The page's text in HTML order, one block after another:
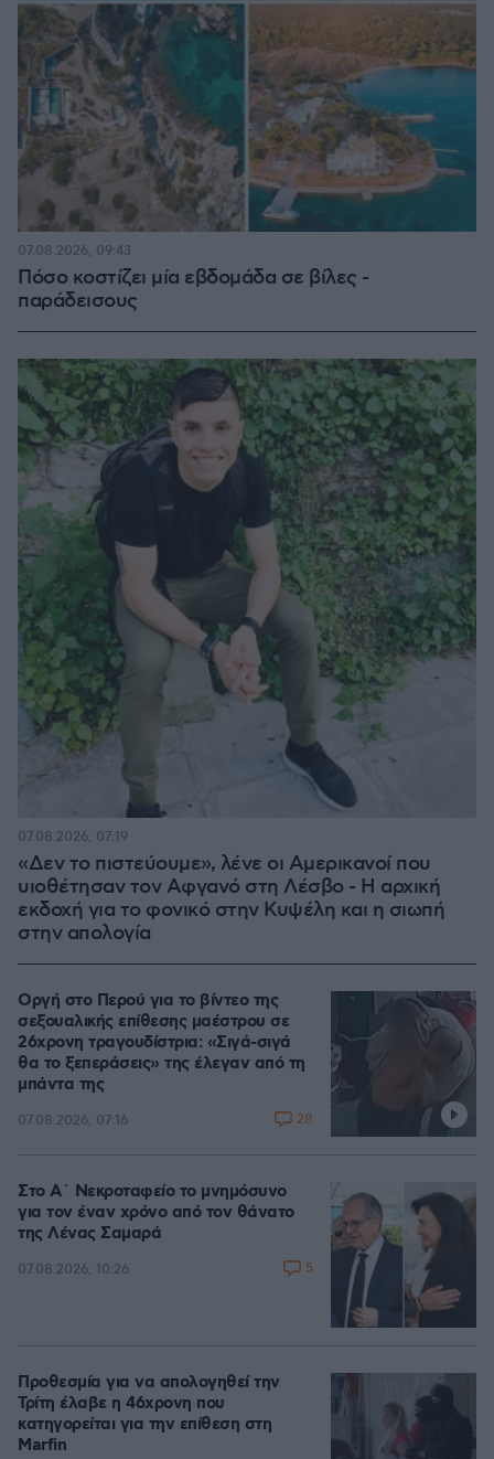
Πόσο κοστίζει μία εβδομάδα σε βίλες -
παράδεισους
07.08.2026, 09:43
«Δεν το πιστεύουμε», λένε οι Αμερικανοί που
υιοθέτησαν τον Αφγανό στη Λέσβο - Η αρχική
εκδοχή για το φονικό στην Κυψέλη και η σιωπή
στην απολογία
07.08.2026, 07:19
Οργή στο Περού για το βίντεο της
σεξουαλικής επίθεσης μαέστρου σε
26χρονη τραγουδίστρια: «Σιγά-σιγά
θα το ξεπεράσεις» της έλεγαν από τη
μπάντα της
07.08.2026, 07:16 28
Στο Α΄ Νεκροταφείο το μνημόσυνο
για τον έναν χρόνο από τον θάνατο
της Λένας Σαμαρά
07.08.2026, 10:26 5
Προθεσμία για να απολογηθεί την
Τρίτη έλαβε η 46χρονη που
κατηγορείται για την επίθεση στη
Marfin